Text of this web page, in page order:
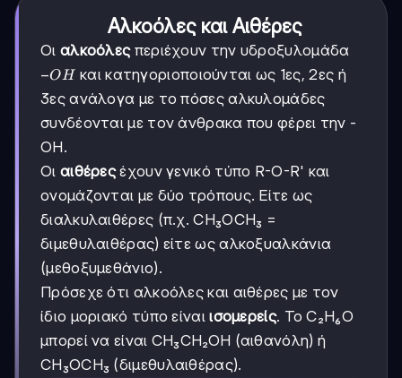
Αλκοόλες και Αιθέρες
Οι αλκοόλεςπεριέχουν την υδροξυλομάδα
-
OH
−OH και κατηγοριοποιούνται ως 1ες, 2ες ή
3ες ανάλογα με το πόσες αλκυλομάδες
συνδέονται με τον άνθρακα που φέρει την -
OH.
Οι αιθέρεςέχουν γενικό τύπο R-O-R' και
ονομάζονται με δύο τρόπους. Είτε ως
διαλκυλαιθέρες (π.χ. CH₃OCH₃ =
διμεθυλαιθέρας) είτε ως αλκοξυαλκάνια
(μεθοξυμεθάνιο).
Πρόσεχε ότι αλκοόλες και αιθέρες με τον
ίδιο μοριακό τύπο είναιισομερείς. Το C₂H₆O
μπορεί να είναι CH₃CH₂OH (αιθανόλη) ή
CH₃OCH₃ (διμεθυλαιθέρας).